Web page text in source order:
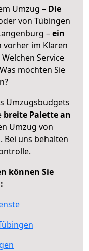
Umzug – Die
von Tübingen
–ein
vorher im Klaren
Service
möchten Sie
Umzugsbudgets
breite Palette an
Umzug von
Bei uns behalten
können Sie